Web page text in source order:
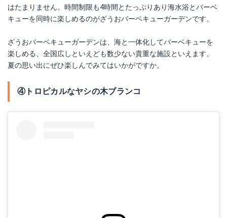
はたまりません。時間制限も4時間とたっぷりあり海水浴とバーベ
キューを同時に楽しめるのがざうおバーベキューガーデンです。
ざうおバーベキューガーデンは、海と一体化してバーベキューを
楽しめる、全国広しといえども数少ない貴重な施設といえます。
夏の思い出にぜひ楽しんでみてはいかがですか。
④トロピカルなヤシの木ブランコ